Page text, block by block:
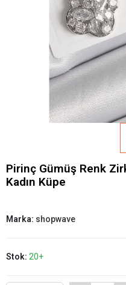
Pirinç Gümüş Renk
Kadın Küpe
Marka: shopwave
Stok: 20+